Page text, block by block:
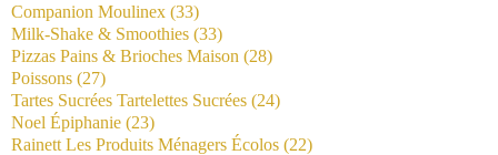
Companion Moulinex (33)
Milk-Shake & Smoothies (33)
Pizzas Pains & Brioches Maison (28)
Poissons (27)
Tartes Sucrées Tartelettes Sucrées (24)
Noel Épiphanie (23)
Rainett Les Produits Ménagers Écolos (22)